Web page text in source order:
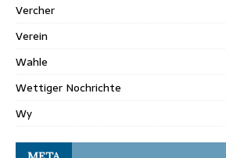
Vercher
Verein
Wahle
Wettiger Nochrichte
Wy